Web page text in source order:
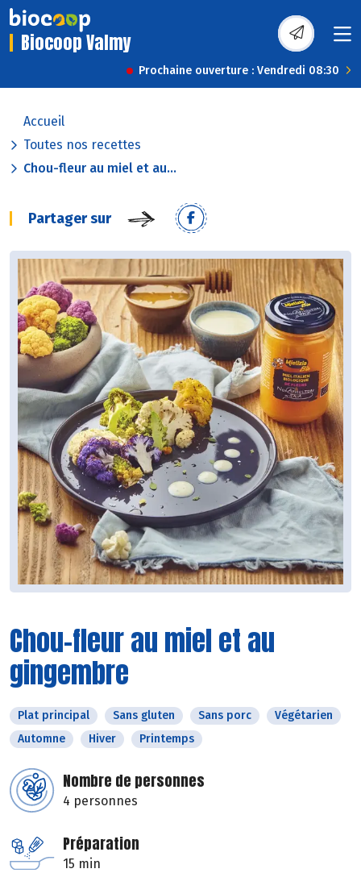
Biocoop Valmy
Prochaine ouverture : Vendredi 08:30
Accueil
Toutes nos recettes
Chou-fleur au miel et au...
Partager sur
Chou-fleur au miel et au
gingembre
Plat principal Sans gluten Sans porc
Végétarien
Automne
Hiver Printemps
Nombre de personnes
4 personnes
Préparation
15 min